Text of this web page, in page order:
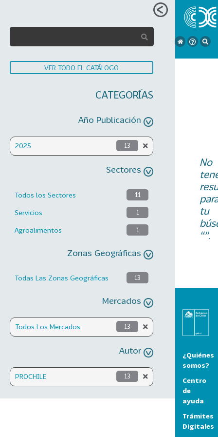
VER TODO EL CATÁLOGO
CATEGORÍAS
Año Publicación
2025 13
Sectores
Todos los Sectores 11
Servicios 1
Agroalimentos 1
Zonas Geográficas
Todas Las Zonas Geográficas 13
Mercados
Todos Los Mercados 13
Autor
PROCHILE 13
No
tu
“”.
¿Quiénes
somos?
Centro
de
ayuda
Trámites
Digitales